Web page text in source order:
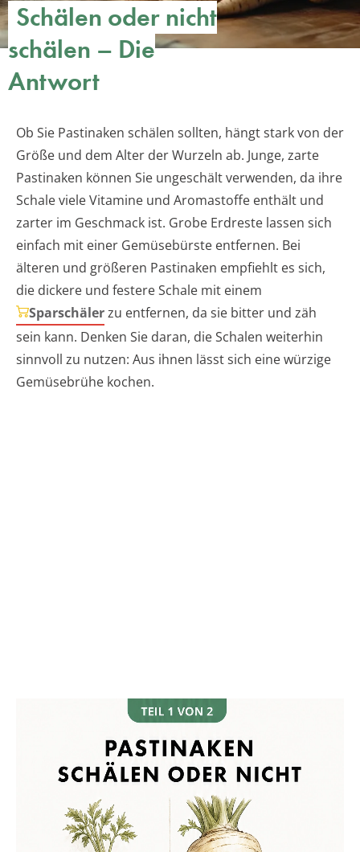
Schälen oder nicht
schälen – Die
Antwort
Ob Sie Pastinaken schälen sollten, hängt stark von der
Größe und dem Alter der Wurzeln ab. Junge, zarte
Pastinaken können Sie ungeschält verwenden, da ihre
Schale viele Vitamine und Aromastoffe enthält und
zarter im Geschmack ist. Grobe Erdreste lassen sich
einfach mit einer Gemüsebürste entfernen. Bei
älteren und größeren Pastinaken empfiehlt es sich,
die dickere und festere Schale mit einem
Sparschälerzu entfernen, da sie bitter und zäh
sein kann. Denken Sie daran, die Schalen weiterhin
sinnvoll zu nutzen: Aus ihnen lässt sich eine würzige
Gemüsebrühe kochen.